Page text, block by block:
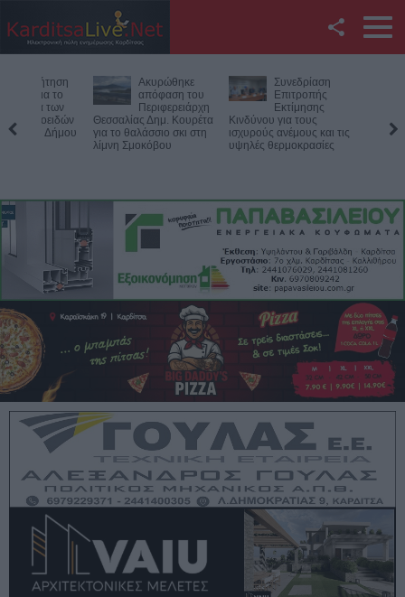
Twitter
YouTube
RSS
KarditsaLive.Net
Ακυρώθηκε
απόφαση του
Περιφερειάρχη
Θεσσαλίας Δημ. Κουρέτα
για το θαλάσσιο σκι στη
λίμνη Σμοκόβου
Συνεδρίαση
Επιτροπής
Κινδύνου για τους
ισχυρούς ανέμους και τις
υψηλές θερμοκρασίες
του Παλαμά το
του Σαββάτου (8/